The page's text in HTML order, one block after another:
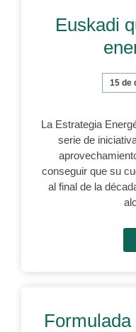
Euskadi
15 de
La Estrategia
serie de
conseguir que su
al final de la